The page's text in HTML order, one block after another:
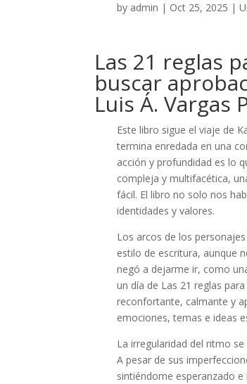
by admin | Oct 25, 2025 |
Las 21 reglas
buscar
Luis Á. Vargas
Este libro sigue el viaje de
termina enredada en una
acción y profundidad es lo
compleja y multifacética,
fácil. El libro no solo nos
identidades y valores.
Los arcos de los
estilo de escritura, aunque
negó a dejarme ir, como
un día de Las 21 reglas
reconfortante, calmante y
emociones, temas e ideas
La irregularidad del ritmo
A pesar de sus
sintiéndome esperanzado